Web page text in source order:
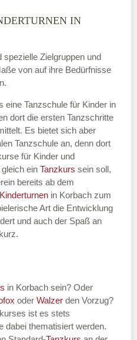
*
IN
spezielle Zielgruppen und
von auf ihre Bedürfnisse
eine Tanzschule für Kinder in
dort die ersten Tanzschritte
Es bietet sich aber
Tanzschule an, denn dort
für Kinder und
ein Tanzkurs sein soll,
bereits ab dem
Kinderturnen in Korbach zum
Art die Entwicklung
und auch der Spaß an
in Korbach sein? Oder
oder Walzer den Vorzug?
ist es stets
dabei thematisiert werden.